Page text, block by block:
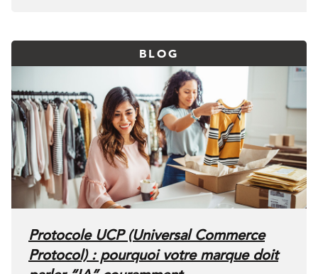
BLOG
Protocole UCP (Universal Commerce
Protocol) : pourquoi votre marque doit